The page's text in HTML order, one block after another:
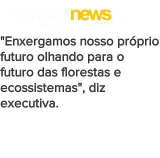
"Enxergamos nosso próprio
futuro olhando para o
futuro das florestas e
ecossistemas", diz
executiva.